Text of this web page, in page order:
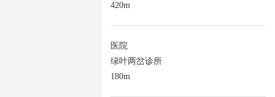
420m
医院
绿叶两岔诊所
180m